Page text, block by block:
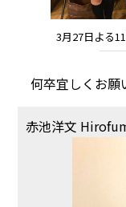
3月27日よる
何卒宜しくお願
赤池洋文